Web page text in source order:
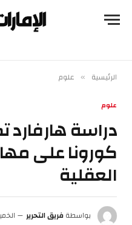
الرئيسية » علوم
علوم
دراسة هارفارد
كورونا على
العقلية
بواسطةفريق التحرير
الخميس 02